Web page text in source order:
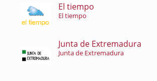
El tiempo
El tiempo
Junta de Extremadura
Junta de Extremadura